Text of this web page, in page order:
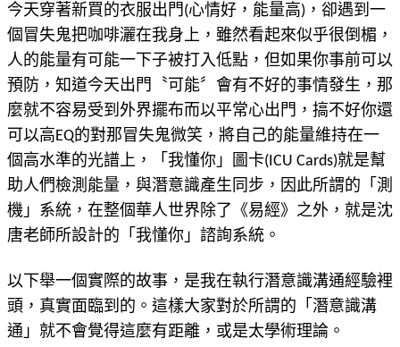
今天穿著新買的衣服出門(心情好，能量高)，卻遇到一
個冒失鬼把咖啡灑在我身上，雖然看起來似乎很倒楣，
人的能量有可能一下子被打入低點，但如果你事前可以
預防，知道今天出門〝可能〞會有不好的事情發生，那
麼就不容易受到外界擺布而以平常心出門，搞不好你還
可以高EQ的對那冒失鬼微笑，將自己的能量維持在一
個高水準的光譜上，「我懂你」圖卡(ICU Cards)就是幫
助人們檢測能量，與潛意識產生同步，因此所謂的「測
機」系統，在整個華人世界除了《易經》之外，就是沈
唐老師所設計的「我懂你」諮詢系統。
以下舉一個實際的故事，是我在執行潛意識溝通經驗裡
頭，真實面臨到的。這樣大家對於所謂的「潛意識溝
通」就不會覺得這麼有距離，或是太學術理論。